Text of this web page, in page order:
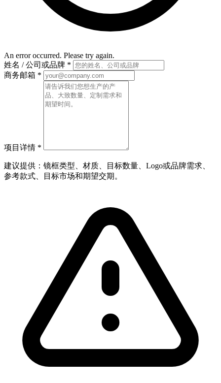
An error occurred. Please try again.
姓名 / 公司或品牌 *
商务邮箱 *
项目详情 *
建议提供：镜框类型、材质、目标数量、Logo或品牌需求、
参考款式、目标市场和期望交期。